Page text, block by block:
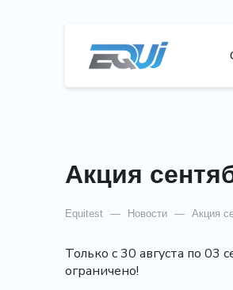
Акция
Equitest — Новости — Акция
Только с 30 августа по 03
ограничено!